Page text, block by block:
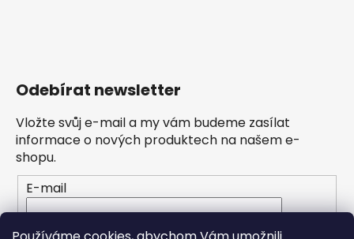
Odebírat newsletter
Vložte svůj e-mail a my vám budeme zasílat
informace o nových produktech na našem e-
shopu.
E-mail
Vložením e-mailu souhlasíte s podmínkami